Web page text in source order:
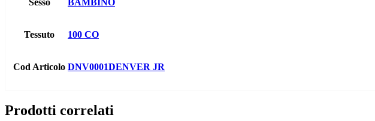
Tessuto 100 CO
Cod Articolo DNV0001DENVER JR
Prodotti correlati